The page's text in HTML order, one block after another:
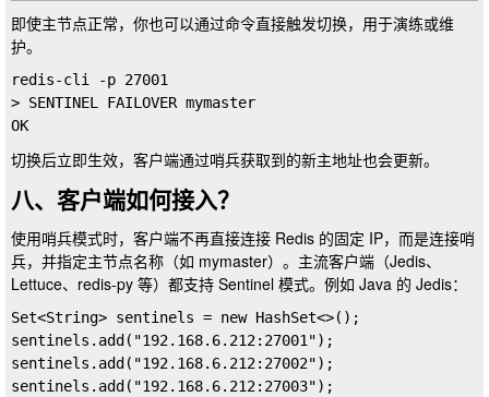
即使主节点正常，你也可以通过命令直接触发切换，用于演练或维
护。
redis-cli -p 27001
> SENTINEL FAILOVER mymaster
切换后立即生效，客户端通过哨兵获取到的新主地址也会更新。
八、客户端如何接入？
使用哨兵模式时，客户端不再直接连接 Redis 的固定 IP，而是连接哨
兵，并指定主节点名称（如 mymaster）。主流客户端（Jedis、
Lettuce、redis-py 等）都支持 Sentinel 模式。例如 Java 的 Jedis：
Set<String> sentinels = new HashSet<>();
sentinels.add("192.168.6.212:27001");
sentinels.add("192.168.6.212:27002");
sentinels.add("192.168.6.212:27003");